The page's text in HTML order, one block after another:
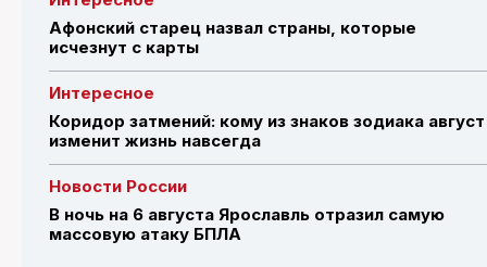
Афонский старец назвал страны, которые
исчезнут с карты
Интересное
Коридор затмений: кому из знаков зодиака август
изменит жизнь навсегда
Новости России
В ночь на 6 августа Ярославль отразил самую
массовую атаку БПЛА